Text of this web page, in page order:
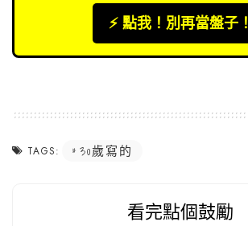
⚡️ 點我！別再當盤子！
TAGS: 30歲寫的
看完點個鼓勵